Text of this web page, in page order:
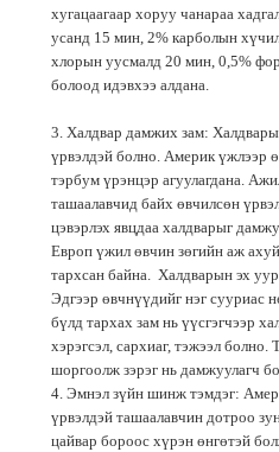
хугацаагаар хоруу чанараа
усанд 15 мин, 2% карболын
хлорын уусмалд 20 мин, 0,5%
болоод идэвхээ алдана.
3. Халдвар дамжих зам:
үрвэлдэй болно. Америк үжлээр
тэрбум үрэнцэр агуулагдана.
ташаалавчид байх өвчилсөн
цэвэрлэх явцдаа халдварыг
Европ үжил өвчин зөгийн аж
тархсан байна. Халдварын эх
Эдгээр өвчнүүдийг нэг сууриас
бүлд тархах зам нь үүсгэгчээр
хэрэгсэл, сархиаг, тэжээл
шоргоолж зэрэг нь дамжуулагч
4. Эмнэл зүйн шинж тэмдэг:
үрвэлдэй ташаалавчин дотроо
цайвар бороос хүрэн өнгөтэй